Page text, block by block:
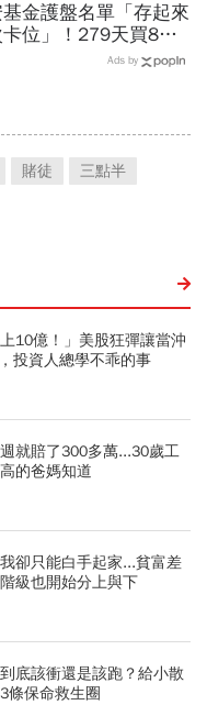
基金護盤名單「存起來
位」！279天買8檔
賺百億：鴻海、台達
Ads by
賭徒
三點半
10億！」美股狂彈讓當沖
投資人總學不乖的事
就賠了300多萬...30歲工
的爸媽知道
卻只能白手起家...貧富差
級也開始分上與下
底該衝還是該跑？給小散
條保命救生圈